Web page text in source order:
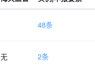
48条
无 2条